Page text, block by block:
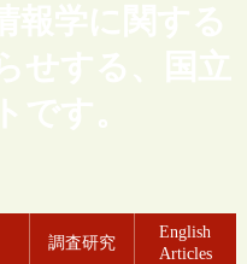
報学に関する
せする、国立
です。
調査研究
English
Articles